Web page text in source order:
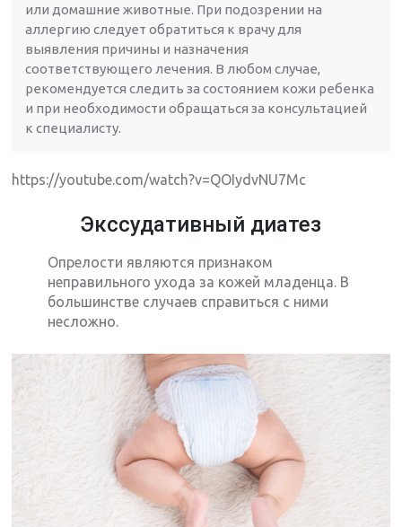
или домашние животные. При подозрении на
аллергию следует обратиться к врачу для
выявления причины и назначения
соответствующего лечения. В любом случае,
рекомендуется следить за состоянием кожи ребенка
и при необходимости обращаться за консультацией
к специалисту.
https://youtube.com/watch?v=QOIydvNU7Mc
Экссудативный диатез
Опрелости являются признаком
неправильного ухода за кожей младенца. В
большинстве случаев справиться с ними
несложно.